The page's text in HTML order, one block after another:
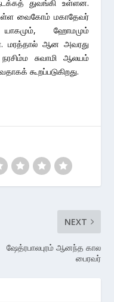
துவங்கி உள்ளன.
உள்ள வைகோம் மகாதேவர்
ஹோமமும்
மரத்தால் ஆன அவரது
சுவாமி ஆலயம்
கூறப்படுகிறது.
NEXT
ஷேத்ரபாலபுரம் ஆனந்த கால
பைரவர்